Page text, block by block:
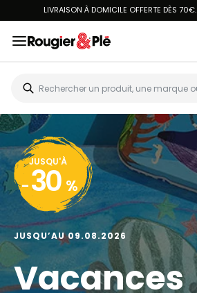
LIVRAISON À DOMICILE OFFERTE DÈS 70€.
JUSQU'À
- 30 %
JUSQU’AU 09.08.2026
Vacances